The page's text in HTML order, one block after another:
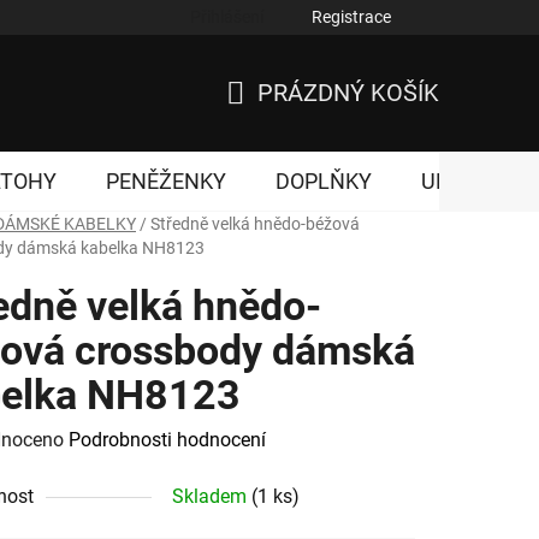
Registrace
KOŠÍK
PRÁZDNÝ KOŠÍK
PENĚŽENKY DOPLŇKY UNISEX
KABELKY / Středně velká hnědo-béžová
dámská kabelka NH8123
velká hnědo-
crossbody dámská
NH8123
Podrobnosti hodnocení
Skladem (1 ks)